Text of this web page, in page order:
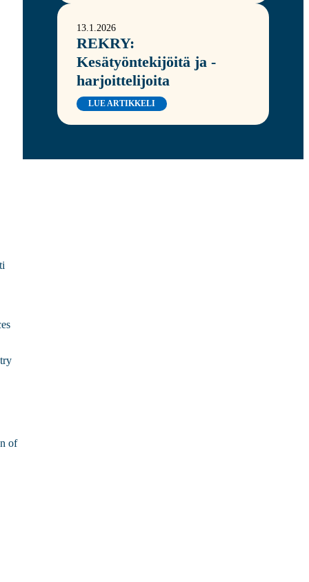
of
13.1.2026
REKRY:
Kesätyöntekijöitä ja -
harjoittelijoita
LUE ARTIKKELI